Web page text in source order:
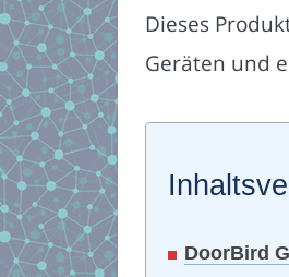
Dieses
Geräten und
DoorBird